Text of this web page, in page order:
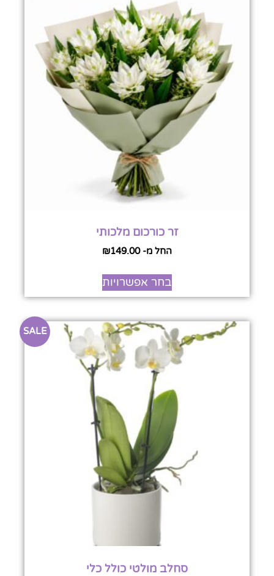
זר כורכום מלכותי
החל מ- ₪149.00
בחר אפשרויות
SALE
סחלב מולטי כולל כלי